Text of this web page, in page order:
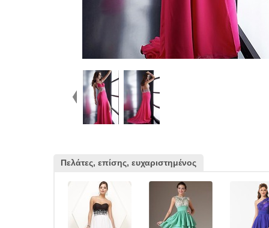
Πελάτες, επίσης, ευχαριστημένος